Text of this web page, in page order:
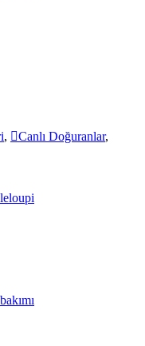
, Canlı Doğuranlar,